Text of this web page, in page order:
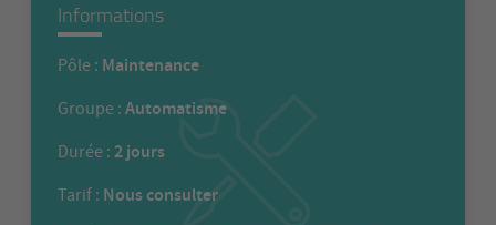
Informations
Pôle : Maintenance
Groupe : Automatisme
Durée : 2 jours
Tarif : Nous consulter